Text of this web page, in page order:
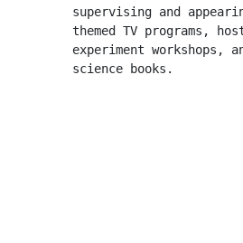
supervising and
themed TV programs,
experiment workshops,
science books.